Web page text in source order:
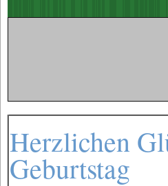
Herzlichen
Geburtstag